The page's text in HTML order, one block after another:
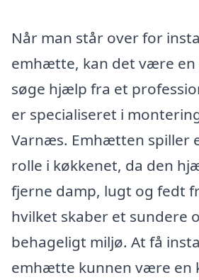
Når man står over for
emhætte, kan det være en
søge hjælp fra et
er specialiseret i
Varnæs. Emhætten spiller
rolle i køkkenet, da den
fjerne damp, lugt og fedt
hvilket skaber et sundere
behageligt miljø. At få
emhætte kunnen være en